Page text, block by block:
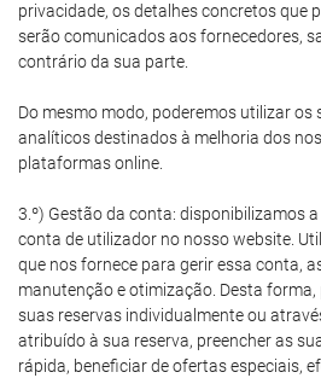
privacidade, os detalhes concretos que
serão comunicados aos fornecedores,
contrário da sua parte.
Do mesmo modo, poderemos utilizar os
analíticos destinados à melhoria dos
plataformas online.
3.º) Gestão da conta: disponibilizamos
conta de utilizador no nosso website.
que nos fornece para gerir essa conta,
manutenção e otimização. Desta
suas reservas individualmente ou
atribuído à sua reserva, preencher as
rápida, beneficiar de ofertas especiais,